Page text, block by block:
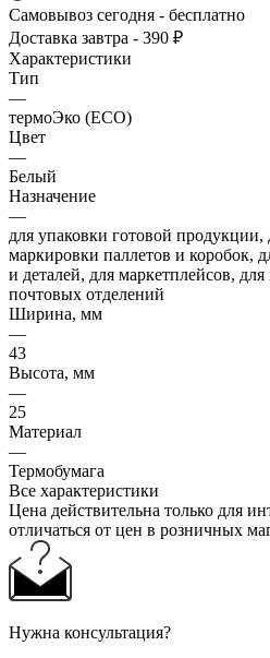
Самовывоз сегодня - бесплатно
Доставка завтра - 390 ₽
Характеристики
Тип
—
термоЭко (ECO)
Цвет
—
Белый
Назначение
—
для упаковки готовой продукции,
маркировки паллетов и коробок,
и деталей, для маркетплейсов,
почтовых отделений
Ширина, мм
—
43
Высота, мм
—
25
Материал
—
Термобумага
Все характеристики
Цена действительна только для
отличаться от цен в розничных
Нужна консультация?